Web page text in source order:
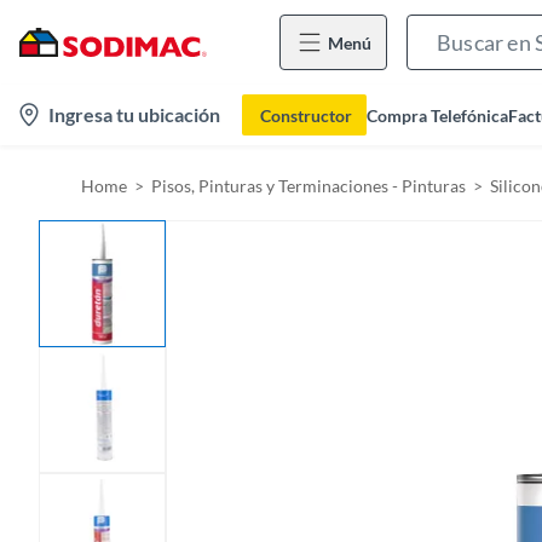
Menú
Ingresa tu ubicación Constructor Compra Telefónica
Home Pisos, Pinturas y Terminaciones - Pinturas